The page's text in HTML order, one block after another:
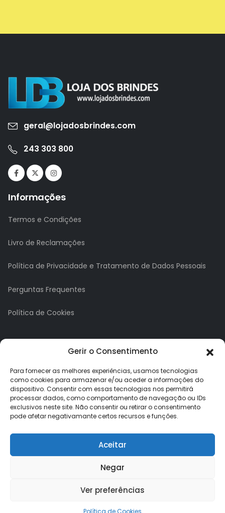
Gerir o Consentimento
Para fornecer as melhores experiências, usamos tecnologias
como cookies para armazenar e/ou aceder a informações do
dispositivo. Consentir com essas tecnologias nos permitirá
processar dados, como comportamento de navegação ou IDs
exclusivos neste site. Não consentir ou retirar o consentimento
pode afetar negativamante certos recursos e funções.
Aceitar
Negar
Ver preferências
Política de Cookies
geral@lojadosbrindes.com
243 303 800
Informações
Termos e Condições
Livro de Reclamações
Política de Privacidade e Tratamento de Dados Pessoais
Perguntas Frequentes
Política de Cookies
A minha conta
A Minha Conta
Histórico de Pedidos
Lista de Desejos
Newsletter
Loja dos Brindes © 2026. Todos os direitos reservados.